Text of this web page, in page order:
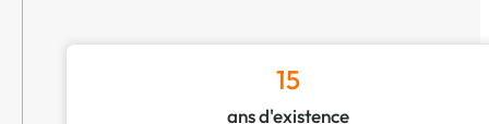
nous a permis d’avoir le label Engagé RSE, niveau
15
ans d'existence